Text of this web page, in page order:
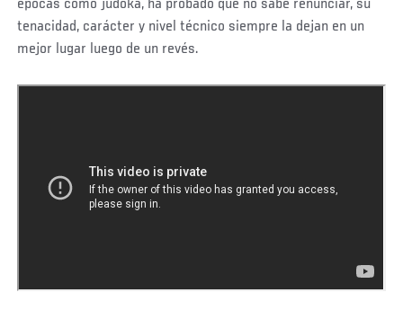
épocas como judoka, ha probado que no sabe renunciar, su
tenacidad, carácter y nivel técnico siempre la dejan en un
mejor lugar luego de un revés.